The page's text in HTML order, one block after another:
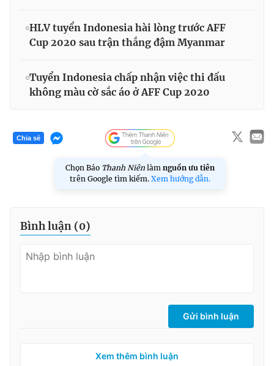
HLV tuyển Indonesia hài lòng trước AFF
Cup 2020 sau trận thắng đậm Myanmar
Tuyển Indonesia chấp nhận việc thi đấu
không màu cờ sắc áo ở AFF Cup 2020
Chia sẻ
Chọn Báo Thanh Niên làm nguồn ưu tiên
trên Google tìm kiếm. Xem hướng dẫn.
Bình luận (0)
Gửi bình luận
Xem thêm bình luận